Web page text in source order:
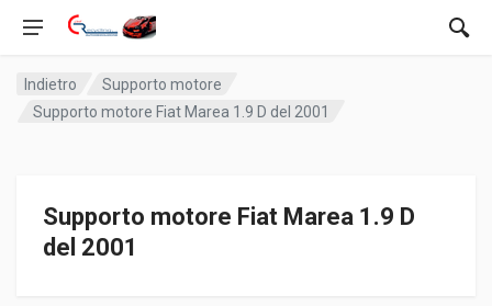
Indietro
Supporto motore
Supporto motore Fiat Marea 1.9 D del 2001
Supporto motore Fiat Marea 1.9 D
del 2001